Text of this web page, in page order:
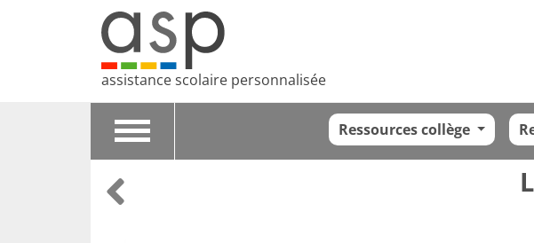
assistance scolaire personnalisée
Toggle
Ressources collège